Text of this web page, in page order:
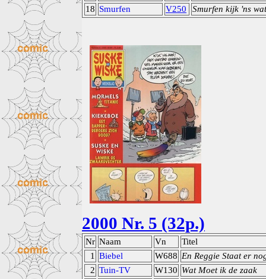
18 Smurfen V250 Smurfen kijk 'ns
2000 Nr. 5 (32p.)
Nr Naam Vn
Titel
1
Biebel W688 En Reggie Staat er
2 Tuin-TV W130 Wat Moet ik de zaak